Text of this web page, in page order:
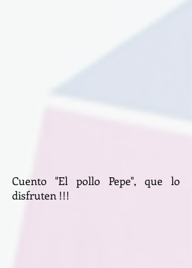
Cuento "El pollo Pepe", que lo
disfruten !!!